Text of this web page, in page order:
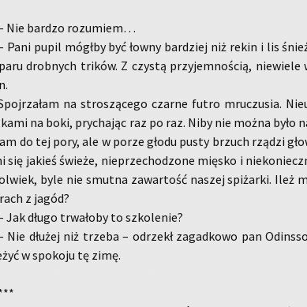
Nie bar­dzo ro­zu­miem…
Pani pupil mógł­by być łowny bar­dziej niż rekin i lis
drob­nych tri­ków. Z czy­stą przy­jem­no­ścią,
na stro­szą­ce­go czar­ne futro mru­czu­sia.
na boki, pry­cha­jąc raz po raz. Niby nie można było
do tej pory, ale w porze głodu pusty brzuch rzą­dzi
się ja­kieś świe­że, nie­prze­cho­dzo­ne mię­sko i
byle nie smut­na za­war­tość na­szej spi­żar­ki. Ileż
z jagód?
Jak długo trwa­ło­by to szko­le­nie?
Nie dłu­żej niż trze­ba – od­rzekł za­gad­ko­wo pan
w spo­ko­ju tę zimę.